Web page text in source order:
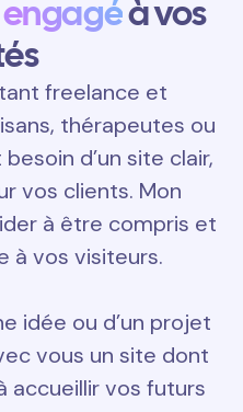
engagéà vos
freelance et
thérapeutes ou
d’un site clair,
vos clients. Mon
à être compris et
à vos visiteurs.
idée ou d’un projet
vous un site dont
accueillir vos futurs